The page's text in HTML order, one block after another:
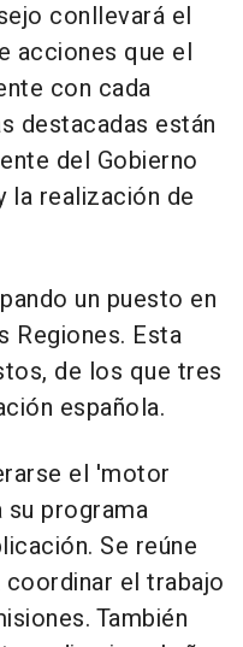
conllevará el
acciones que el
con cada
destacadas están
del Gobierno
la realización de
un puesto en
Regiones. Esta
de los que tres
española.
el 'motor
programa
Se reúne
el trabajo
También